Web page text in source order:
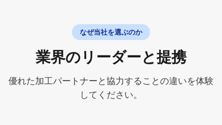
なぜ当社を選ぶのか
業界のリーダーと提携
優れた加工パートナーと協力することの違いを体験
してください。